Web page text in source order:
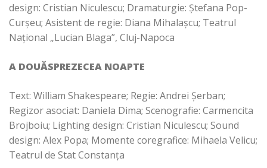
design: Cristian Niculescu; Dramaturgie: Ştefana Pop-
Curşeu; Asistent de regie: Diana Mihalașcu; Teatrul
Național „Lucian Blaga”, Cluj-Napoca
A DOUĂSPREZECEA NOAPTE
Text: William Shakespeare; Regie: Andrei Șerban;
Regizor asociat: Daniela Dima; Scenografie: Carmencita
Brojboiu; Lighting design: Cristian Niculescu; Sound
design: Alex Popa; Momente coregrafice: Mihaela Velicu;
Teatrul de Stat Constanța